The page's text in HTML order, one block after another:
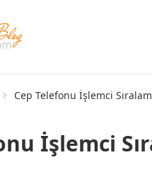
Cep Telefonu İşlemci
İşlemci